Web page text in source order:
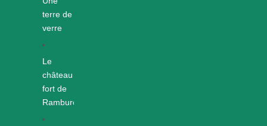
terre de
verre
Le
château
fort de
Rambures